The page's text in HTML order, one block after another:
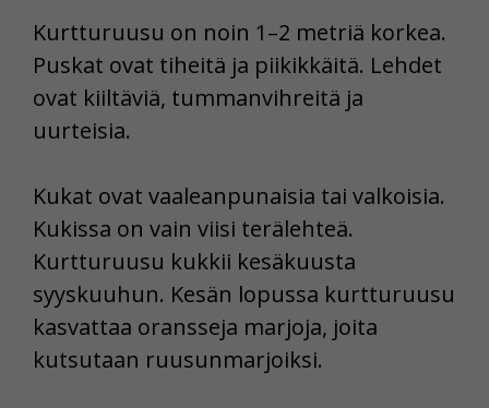
Kurtturuusu on noin 1–2 metriä korkea.
Puskat ovat tiheitä ja piikikkäitä. Lehdet
ovat kiiltäviä, tummanvihreitä ja
uurteisia.
Kukat ovat vaaleanpunaisia tai valkoisia.
Kukissa on vain viisi terälehteä.
Kurtturuusu kukkii kesäkuusta
syyskuuhun. Kesän lopussa kurtturuusu
kasvattaa oransseja marjoja, joita
kutsutaan ruusunmarjoiksi.